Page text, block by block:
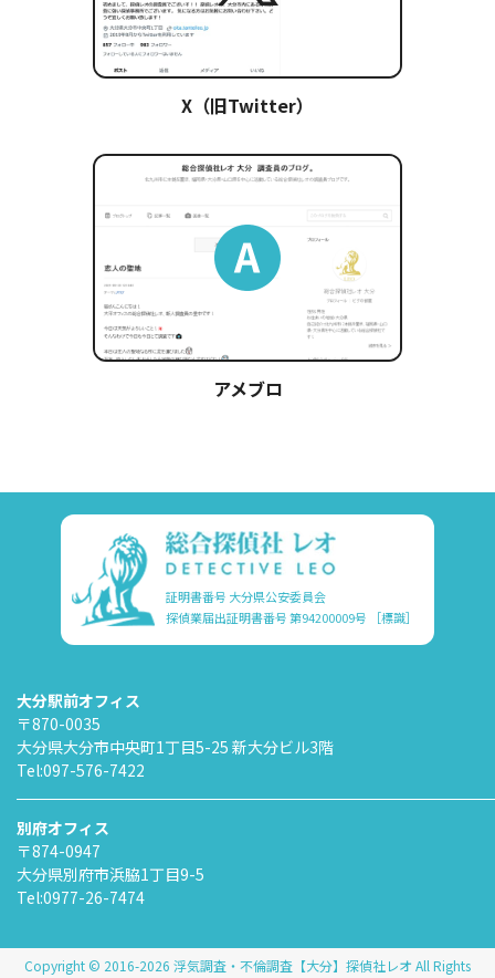
X（旧Twitter）
アメブロ
証明書番号 大分県公安委員会
探偵業届出証明書番号 第94200009号
［標識］
大分駅前オフィス
〒870-0035
大分県大分市中央町1丁目5-25 新大分ビル3階
Tel:097-576-7422
別府オフィス
〒874-0947
大分県別府市浜脇1丁目9-5
Tel:0977-26-7474
Copyright © 2016-2026 浮気調査・不倫調査【大分】探偵社レオ All Rights